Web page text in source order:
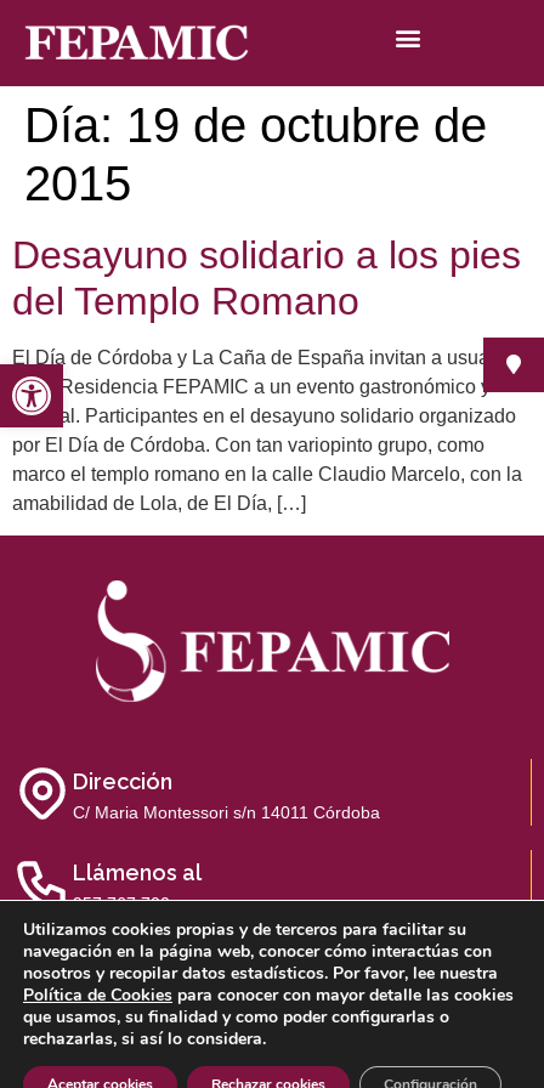
Abrir barra de herramientas
Día: 19 de octubre de
2015
Desayuno solidario a los pies
del Templo Romano
El Día de Córdoba y La Caña de España invitan a usuarios
de la Residencia FEPAMIC a un evento gastronómico y
cultural. Participantes en el desayuno solidario organizado
por El Día de Córdoba. Con tan variopinto grupo, como
marco el templo romano en la calle Claudio Marcelo, con la
amabilidad de Lola, de El Día, […]
Dirección
C/ Maria Montessori s/n 14011 Córdoba
Llámenos al
957 767 700
Aviso LegalPolítica de Privacidad
Utilizamos cookies propias y de terceros para facilitar su
navegación en la página web, conocer cómo interactúas con
nosotros y recopilar datos estadísticos. Por favor, lee nuestra
Política de Cookies para conocer con mayor detalle las cookies
que usamos, su finalidad y como poder configurarlas o
rechazarlas, si así lo considera.